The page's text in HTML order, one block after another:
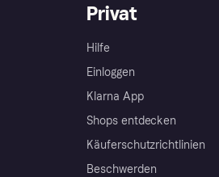
Privat
Hilfe
Einloggen
Klarna App
Shops entdecken
Käuferschutzrichtlinien
Beschwerden